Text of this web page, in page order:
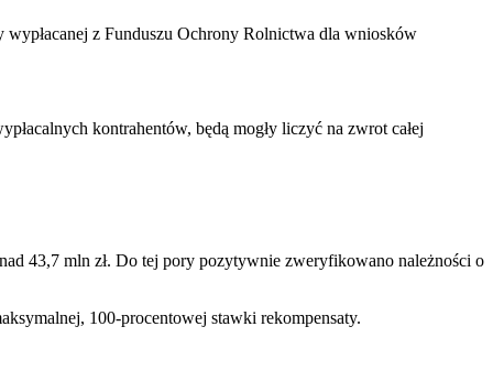
z Funduszu Ochrony Rolnictwa dla wniosków
kontrahentów, będą mogły liczyć na zwrot całej
43,7 mln zł. Do tej pory pozytywnie zweryfikowano należności o
100-procentowej stawki rekompensaty.